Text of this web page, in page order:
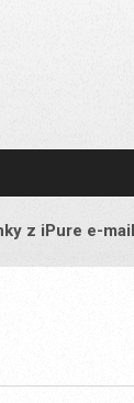
z iPure e-